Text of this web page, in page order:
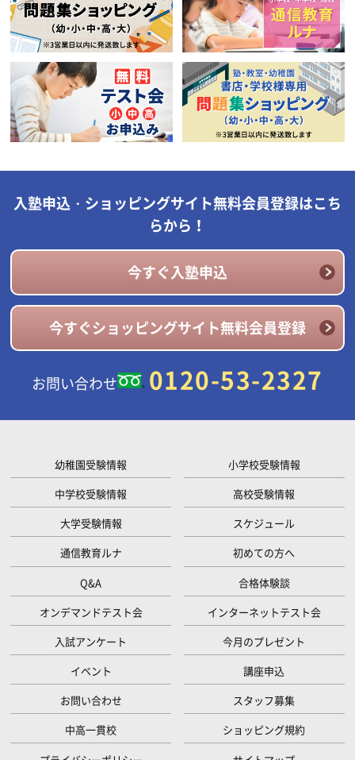
入塾申込・ショッピングサイト無料会員登録はこち
らから！
今すぐ入塾申込
今すぐショッピングサイト無料会員登録
お問い合わせ 0120-53-2327
幼稚園受験情報
小学校受験情報
中学校受験情報
高校受験情報
大学受験情報
スケジュール
通信教育ルナ
初めての方へ
Q&A
合格体験談
オンデマンドテスト会
インターネットテスト会
入試アンケート
今月のプレゼント
イベント
講座申込
お問い合わせ
スタッフ募集
中高一貫校
ショッピング規約